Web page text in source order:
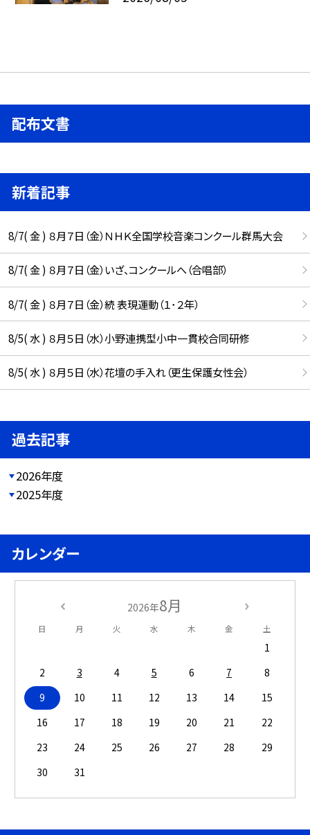
配布文書
新着記事
8/7( 金 ) ８月７日（金）ＮＨＫ全国学校音楽コンクール群馬大会
8/7( 金 ) ８月７日（金）いざ、コンクールへ（合唱部）
8/7( 金 ) ８月７日（金）続 表現運動（１･２年）
8/5( 水 ) ８月５日（水）小野連携型小中一貫校合同研修
8/5( 水 ) ８月５日（水）花壇の手入れ（更生保護女性会）
過去記事
2026年度
2025年度
カレンダー
2026年8月
日 月 火 水 木 金 土
1
2
3 4 5 6 7
8
9
10 11 12 13 14
15
16
17 18 19 20 21
22
23
24 25 26 27 28
29
30
31